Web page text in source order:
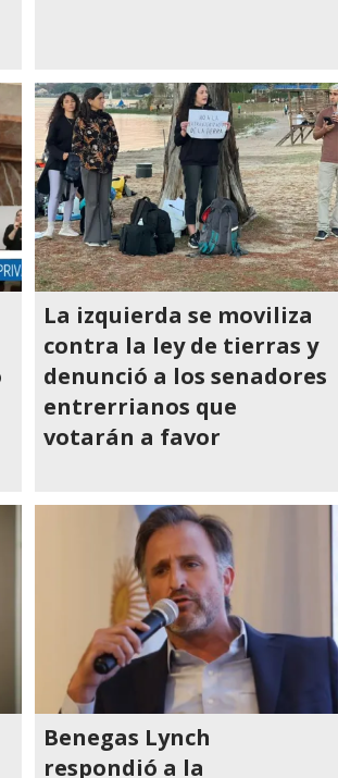
La izquierda se moviliza
contra la ley de tierras y
denunció a los senadores
entrerrianos que
votarán a favor
Benegas Lynch
respondió a la